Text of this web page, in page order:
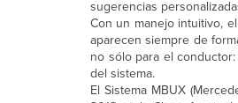
sugerencias
Con un manejo intuitivo,
aparecen siempre de
no sólo para el
del sistema.
El Sistema MBUX